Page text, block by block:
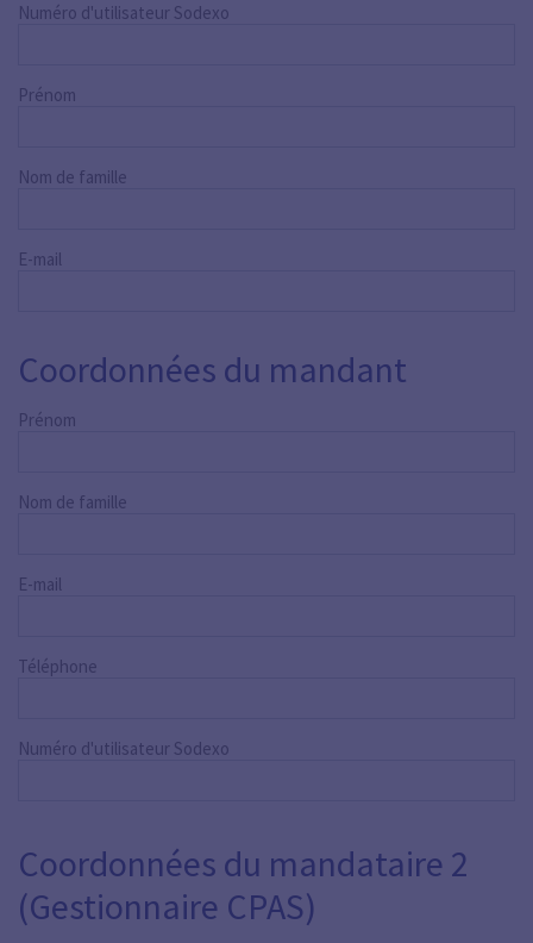
Numéro d'utilisateur Sodexo
Prénom
Nom de famille
E-mail
Coordonnées du mandant
Prénom
Nom de famille
E-mail
Téléphone
Numéro d'utilisateur Sodexo
Coordonnées du mandataire 2
(Gestionnaire CPAS)